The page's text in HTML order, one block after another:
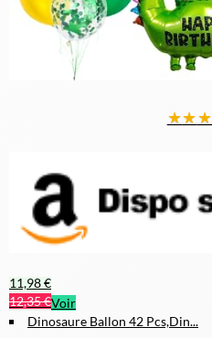
★★★
11,98 €
12,35 €Voir
Dinosaure Ballon 42 Pcs,Din...